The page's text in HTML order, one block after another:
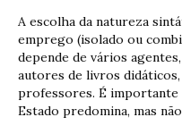
A escolha da natureza
emprego (isolado ou
depende de vários
autores de livros
professores. É
Estado predomina, mas